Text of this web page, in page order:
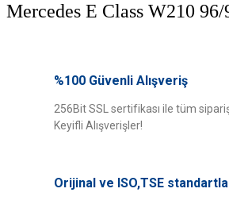
Mercedes E Class W210
Bu ürüne ilk yorumu siz
yetersiz gördüğünüz noktaları öneri formunu
iletebilirsiniz.
Görüş ve önerileriniz için teşekkür ederiz.
Ürün bilgilerinde hatalar bulunuyor.
%100 Güvenli Alışveriş
256Bit SSL sertifikası ile tüm
Keyifli Alışverişler!
Orijinal ve ISO,TSE